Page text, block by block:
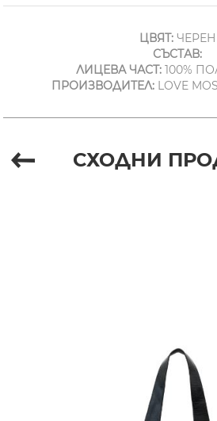
ЦВЯТ:ЧЕРЕН
СЪСТАВ:
ЛИЦЕВА ЧАСТ: 100%
ПРОИЗВОДИТЕЛ: LOVE
СХОДНИ